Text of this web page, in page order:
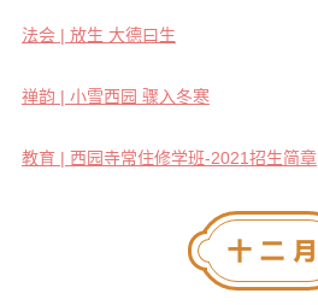
法会 | 放生 大德曰生
禅韵 | 小雪西园 骤入冬寒
教育 | 西园寺常住修学班-2021招生简章